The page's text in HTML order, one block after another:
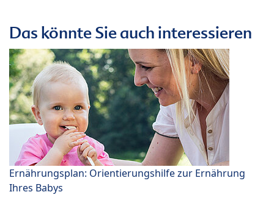
Das könnte Sie auch interessieren
Ernährungsplan: Orientierungshilfe zur Ernährung
Ihres Babys